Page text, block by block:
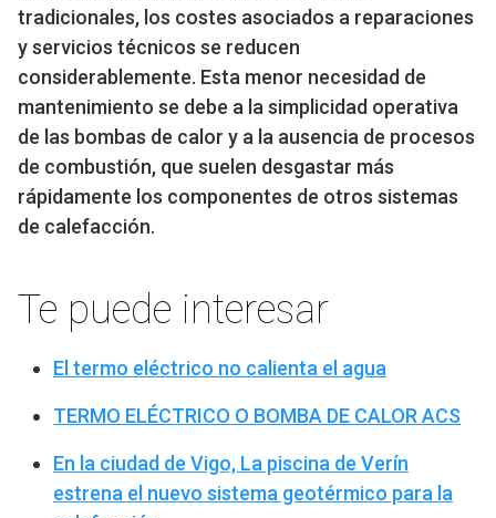
tradicionales, los costes asociados a reparaciones
y servicios técnicos se reducen
considerablemente. Esta menor necesidad de
mantenimiento se debe a la simplicidad operativa
de las bombas de calor y a la ausencia de procesos
de combustión, que suelen desgastar más
rápidamente los componentes de otros sistemas
de calefacción.
Te puede interesar
El termo eléctrico no calienta el agua
TERMO ELÉCTRICO O BOMBA DE CALOR ACS
En la ciudad de Vigo, La piscina de Verín
estrena el nuevo sistema geotérmico para la